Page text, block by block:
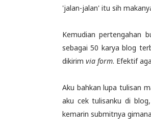
'jalan-jalan' itu sih
Kemudian pertengahan
sebagai 50 karya blog
dikirim via form. Efektif
Aku bahkan lupa tulisan
aku cek tulisanku di
kemarin submitnya